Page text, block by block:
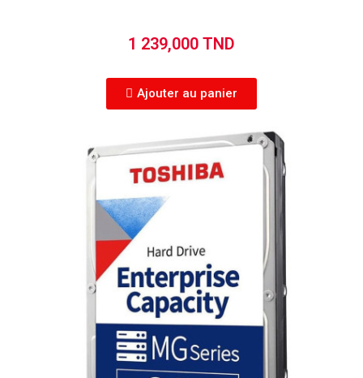
1 239,000 TND
Ajouter au panier